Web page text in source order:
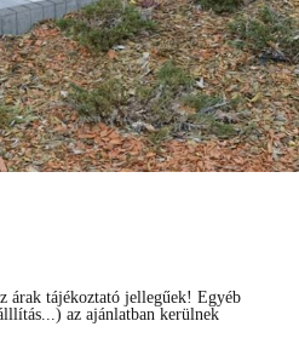
árak tájékoztató jellegűek! Egyéb
az ajánlatban kerülnek